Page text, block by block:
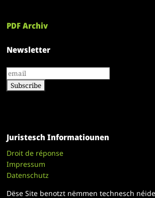
PDF Archiv
Newsletter
Juristesch Informatiounen
Droit de réponse
Impressum
Datenschutz
Dëse Site benotzt nëmmen technesch